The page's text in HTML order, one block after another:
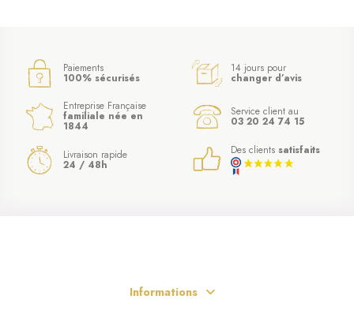
Paiements
100% sécurisés
14 jours pour
changer d’avis
Entreprise Française
familiale née en
1844
Service client au
03 20 24 74 15
Livraison rapide
24 / 48h
Des clients satisfaits
Informations